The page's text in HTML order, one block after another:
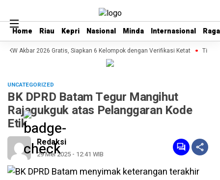
Home Riau Kepri Nasional Minda Internasional
Home Riau Kepri Nasional Minda Internasional
Akbar 2026 Gratis, Siapkan 6 Kelompok dengan Verifikasi Ketat Tim
UNCATEGORIZED
BK DPRD Batam Tegur Mangihut
Rajagukguk atas Pelanggaran Kode
Etik
Redaksi
29 Mei 2025 - 12:41 WIB